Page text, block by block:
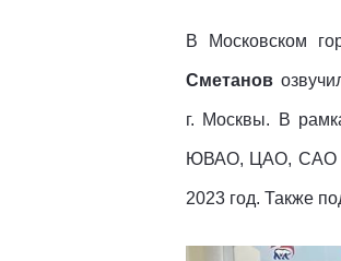
В Московском
Сметанов
г. Москвы. В
ЮВАО, ЦАО, САО и
2023 год. Также